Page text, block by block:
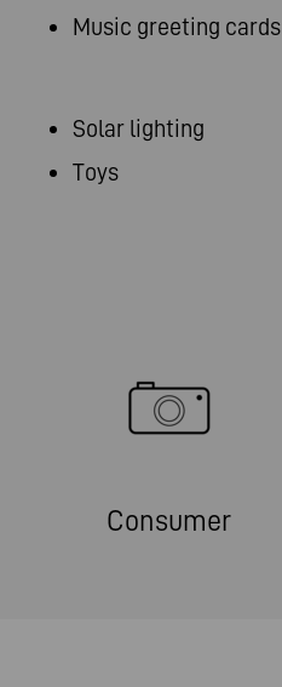
Music greeting cards
Solar lighting
Toys
Consumer